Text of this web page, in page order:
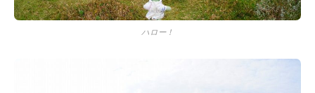
ハロー！